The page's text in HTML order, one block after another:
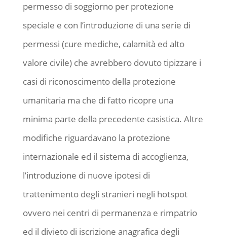
permesso di soggiorno per protezione
speciale e con l’introduzione di una serie di
permessi (cure mediche, calamità ed alto
valore civile) che avrebbero dovuto tipizzare i
casi di riconoscimento della protezione
umanitaria ma che di fatto ricopre una
minima parte della precedente casistica. Altre
modifiche riguardavano la protezione
internazionale ed il sistema di accoglienza,
l’introduzione di nuove ipotesi di
trattenimento degli stranieri negli hotspot
ovvero nei centri di permanenza e rimpatrio
ed il divieto di iscrizione anagrafica degli